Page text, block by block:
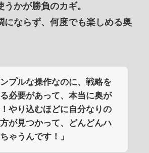
うかが勝負のカギ。
にならず、 何度でも楽しめる奥
ンプルな操作なのに、戦略を
必要があって、本当に奥が
やり込むほどに自分なりの
が見つかって、どんどんハ
ゃうんです！」